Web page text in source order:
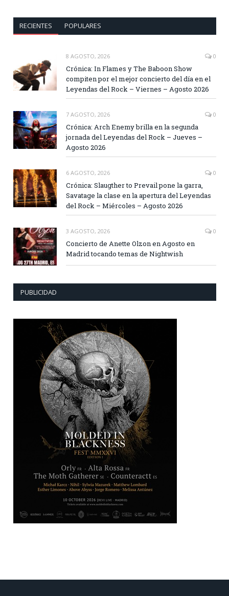
RECIENTES POPULARES
8 AGOSTO, 2026 0
Crónica: In Flames y The Baboon Show
compiten por el mejor concierto del día en el
Leyendas del Rock – Viernes – Agosto 2026
7 AGOSTO, 2026 0
Crónica: Arch Enemy brilla en la segunda
jornada del Leyendas del Rock – Jueves –
Agosto 2026
6 AGOSTO, 2026 0
Crónica: Slaugther to Prevail pone la garra,
Savatage la clase en la apertura del Leyendas
del Rock – Miércoles – Agosto 2026
3 AGOSTO, 2026 0
Concierto de Anette Olzon en Agosto en
Madrid tocando temas de Nightwish
PUBLICIDAD